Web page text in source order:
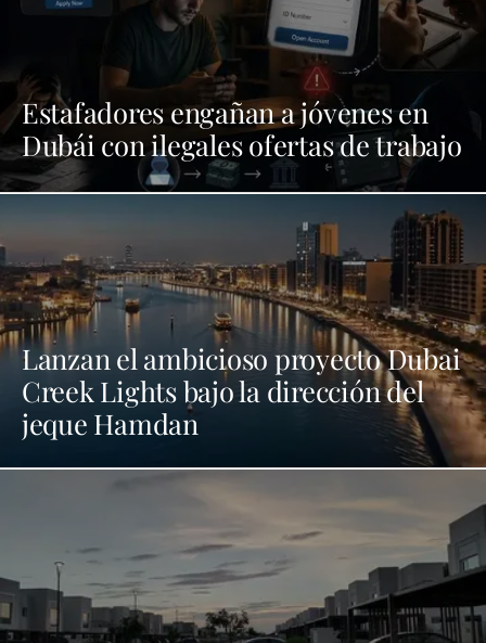
Estafadores engañan a jóvenes en
Dubái con ilegales ofertas de trabajo
Lanzan el ambicioso proyecto Dubai
Creek Lights bajo la dirección del
jeque Hamdan